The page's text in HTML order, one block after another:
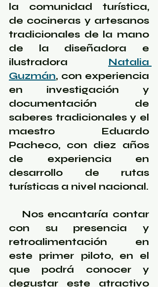
la comunidad turística,
de cocineras y artesanos
tradicionales de la mano
de la diseñadora e
ilustradora Natalia
Guzmán, con experiencia
en investigación y
documentación de
saberes tradicionales y el
maestro Eduardo
Pacheco, con diez años
de experiencia en
desarrollo de rutas
con su presencia y
retroalimentación en
este primer piloto, en el
que podrá conocer y
degustar este atractivo